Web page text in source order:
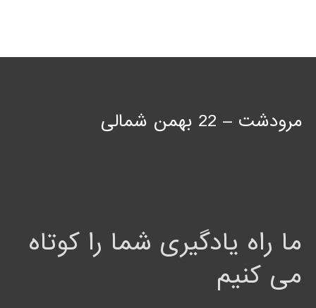
مرودشت – 22 بهمن شمالی
ما راه یادگیری شما را کوتاه
می کنیم